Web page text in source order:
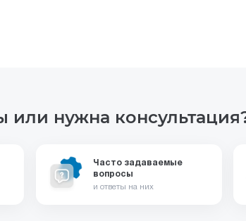
или нужна
Часто задаваемые
вопросы
и ответы на них